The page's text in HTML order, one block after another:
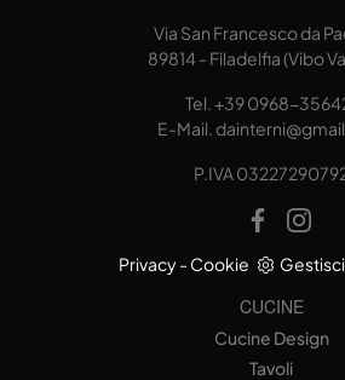
Via San Francesco da
89814 - Filadelfia (Vibo
Tel.+39 0968-
E-Mail.
P.IVA
Privacy- Cookie
CUCINE
Cucine Design
Tavoli